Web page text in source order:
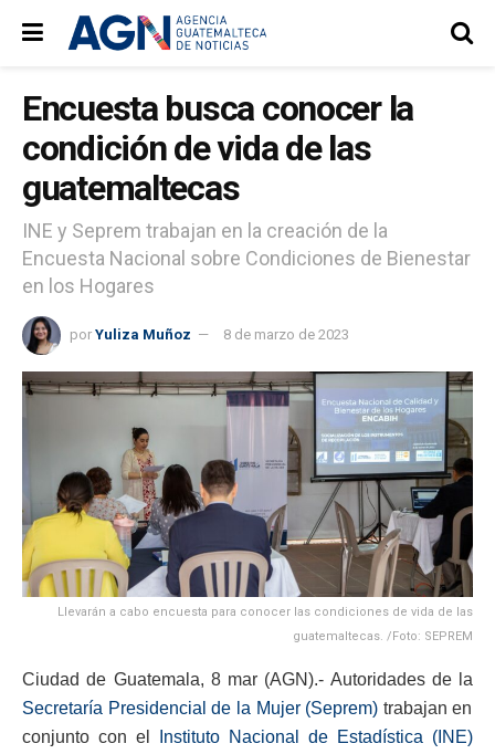
Encuesta busca conocer la
condición de vida de las
guatemaltecas
INE y Seprem trabajan en la creación de la
Encuesta Nacional sobre Condiciones de Bienestar
en los Hogares
por Yuliza Muñoz 8 de marzo de 2023
Llevarán a cabo encuesta para conocer las condiciones de vida de las
guatemaltecas. /Foto: SEPREM
Ciudad de Guatemala, 8 mar (AGN).- Autoridades de la
Secretaría Presidencial de la Mujer (Seprem) trabajan en
conjunto con el
Instituto Nacional de Estadística (INE)